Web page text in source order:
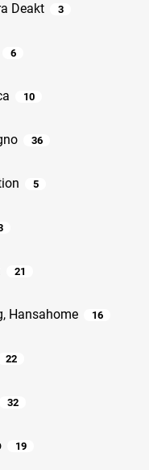
Deakt 3
6
10
36
5
21
Hansahome 16
22
32
19